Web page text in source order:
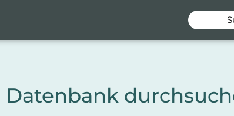
Datenbank